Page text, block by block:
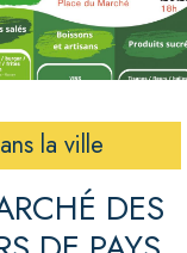
la ville
DES